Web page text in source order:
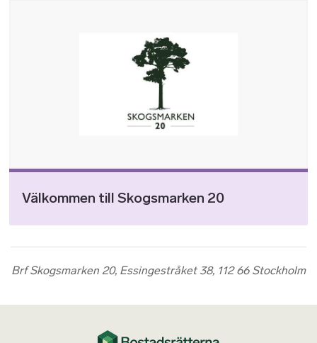
Välkommen till Skogsmarken 20
Brf Skogsmarken 20, Essingestråket 38, 112 66 Stockholm